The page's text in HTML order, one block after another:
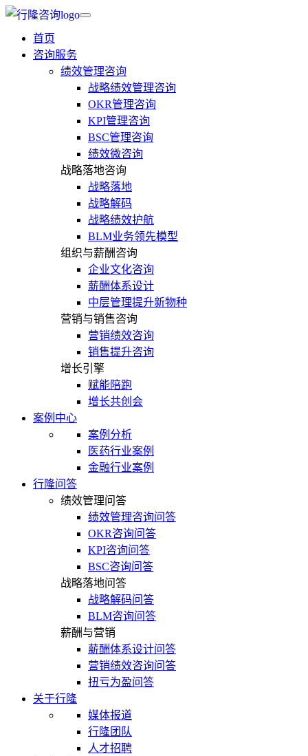
首页
咨询服务
绩效管理咨询
战略绩效管理咨询
OKR管理咨询
KPI管理咨询
BSC管理咨询
绩效微咨询
战略落地咨询
战略落地
战略解码
战略绩效护航
BLM业务领先模型
组织与薪酬咨询
企业文化咨询
薪酬体系设计
中层管理提升新物种
营销与销售咨询
营销绩效咨询
销售提升咨询
增长引擎
赋能陪跑
增长共创会
案例中心
案例分析
医药行业案例
金融行业案例
行隆问答
绩效管理问答
绩效管理咨询问答
OKR咨询问答
KPI咨询问答
BSC咨询问答
战略落地问答
战略解码问答
BLM咨询问答
薪酬与营销
薪酬体系设计问答
营销绩效咨询问答
扭亏为盈问答
关于行隆
媒体报道
行隆团队
人才招聘